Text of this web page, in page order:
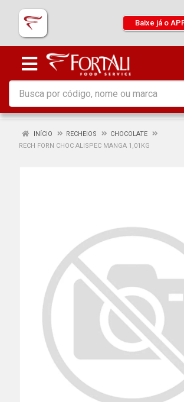
Baixe já o
INÍCIO RECHEIOS
CHOCOLATE
RECH FORN CHOC ALISPEC MANGA 1,01KG